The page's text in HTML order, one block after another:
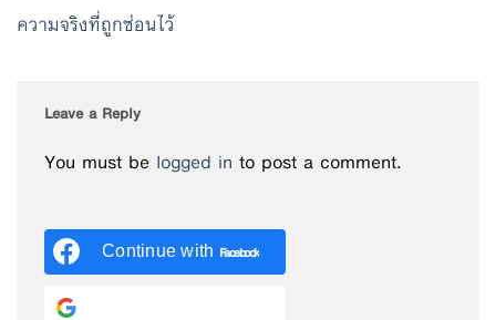
ความจริงที่ถูกซ่อนไว้
Leave a Reply
You must be logged in to post a comment.
Continue with Facebook